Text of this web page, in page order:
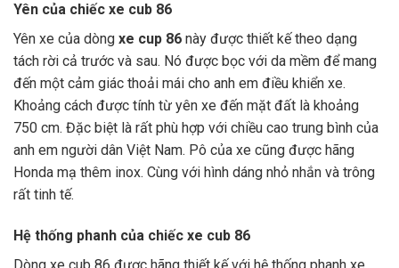
Yên của chiếc xe cub 86
Yên xe của dòng xe cup 86 này được thiết kế theo dạng
tách rời cả trước và sau. Nó được bọc với da mềm để mang
đến một cảm giác thoải mái cho anh em điều khiển xe.
Khoảng cách được tính từ yên xe đến mặt đất là khoảng
750 cm. Đặc biệt là rất phù hợp với chiều cao trung bình của
anh em người dân Việt Nam. Pô của xe cũng được hãng
Honda mạ thêm inox. Cùng với hình dáng nhỏ nhắn và trông
rất tinh tế.
Hệ thống phanh của chiếc xe cub 86